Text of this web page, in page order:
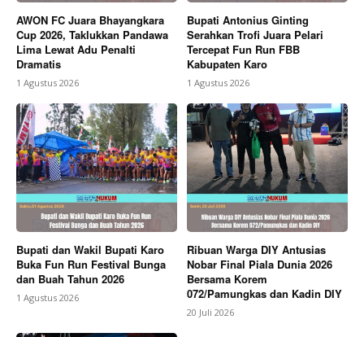
AWON FC Juara Bhayangkara
Cup 2026, Taklukkan Pandawa
Lima Lewat Adu Penalti
Dramatis
1 Agustus 2026
Bupati Antonius Ginting
Serahkan Trofi Juara Pelari
Tercepat Fun Run FBB
Kabupaten Karo
1 Agustus 2026
Bupati dan Wakil Bupati Karo
Buka Fun Run Festival Bunga
dan Buah Tahun 2026
1 Agustus 2026
Ribuan Warga DIY Antusias
Nobar Final Piala Dunia 2026
Bersama Korem
072/Pamungkas dan Kadin DIY
20 Juli 2026